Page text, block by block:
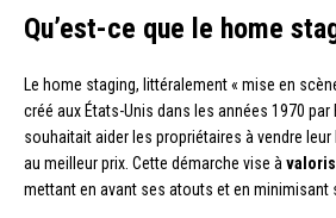
Qu’est-ce que le home
Le home staging, littéralement « mise en
créé aux États-Unis dans les années 1970 par
souhaitait aider les propriétaires à vendre
au meilleur prix. Cette démarche vise à
mettant en avant ses atouts et en minimisant